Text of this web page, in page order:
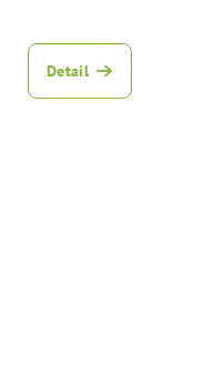
Detail